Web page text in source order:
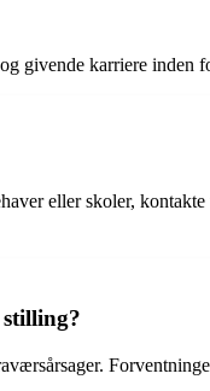
givende karriere inden
eller skoler, kontakte